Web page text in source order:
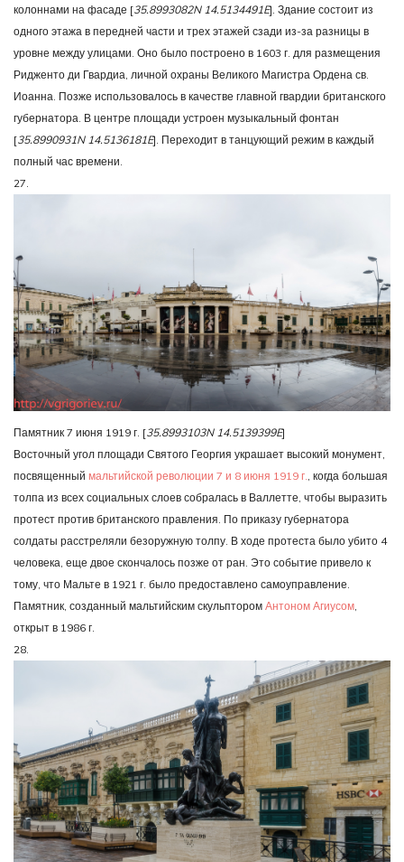
колоннами на фасаде [35.8993082N 14.5134491E]. Здание состоит из
одного этажа в передней части и трех этажей сзади из-за разницы в
уровне между улицами. Оно было построено в 1603 г. для размещения
Ридженто ди Гвардиа, личной охраны Великого Магистра Ордена св.
Иоанна. Позже использовалось в качестве главной гвардии британского
губернатора. В центре площади устроен музыкальный фонтан
[35.8990931N 14.5136181E]. Переходит в танцующий режим в каждый
полный час времени.
27.
Памятник 7 июня 1919 г. [35.8993103N 14.5139399E]
Восточный угол площади Святого Георгия украшает высокий монумент,
посвященный мальтийской революции 7 и 8 июня 1919 г. , когда большая
толпа из всех социальных слоев собралась в Валлетте, чтобы выразить
протест против британского правления. По приказу губернатора
солдаты расстреляли безоружную толпу. В ходе протеста было убито 4
человека, еще двое скончалось позже от ран. Это событие привело к
тому, что Мальте в 1921 г. было предоставлено самоуправление.
Памятник, созданный мальтийским скульптором Антоном Агиусом
открыт в 1986 г.
28.